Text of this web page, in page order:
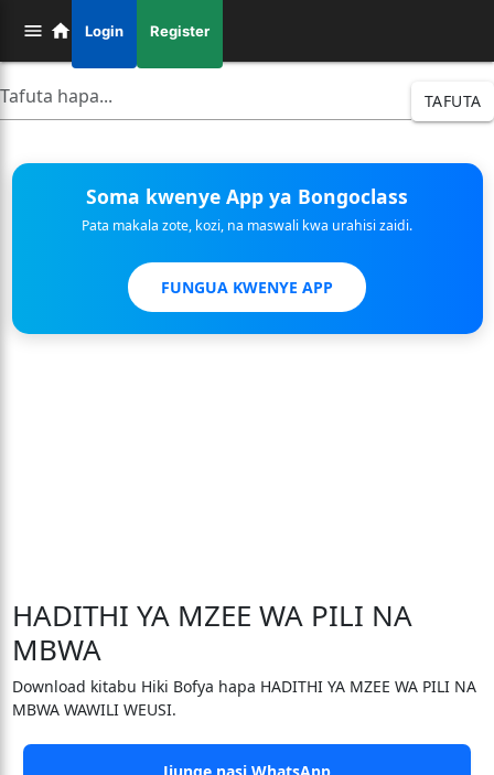
Login Register
TAFUTA
Soma kwenye App ya Bongoclass
Pata makala zote, kozi, na maswali kwa urahisi zaidi.
FUNGUA KWENYE APP
HADITHI YA MZEE WA PILI NA
MBWA
Download kitabu Hiki Bofya hapa HADITHI YA MZEE WA PILI NA
MBWA WAWILI WEUSI.